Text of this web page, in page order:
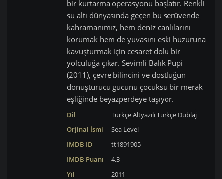
bir kurtarma operasyonu başlatır. Renkli
su altı dünyasında geçen bu serüvende
kahramanımız, hem deniz canlılarını
korumak hem de yuvasını eski huzuruna
kavuşturmak için cesaret dolu bir
yolculuğa çıkar. Sevimli Balık Pupi
(2011), çevre bilincini ve dostluğun
dönüştürücü gücünü çocuksu bir merak
eşliğinde beyazperdeye taşıyor.
Dil Türkçe AltyazılıTürkçe Dublaj
Orjinal İsmi
Sea Level
IMDB ID
tt1891905
IMDB Puanı
4.3
Yıl
2011